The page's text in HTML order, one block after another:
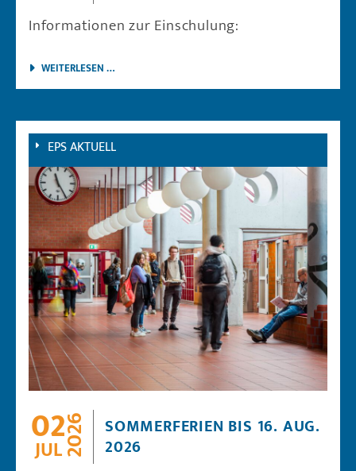
Informationen zur Einschulung:
WEITERLESEN …
EPS AKTUELL
02
JUL2026 SOMMERFERIEN BIS 16. AUG.
2026